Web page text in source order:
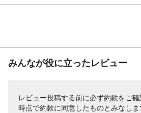
みんなが役に立ったレビュー
レビュー投稿する前に必ず約款をご
時点で約款に同意したものとみなしま